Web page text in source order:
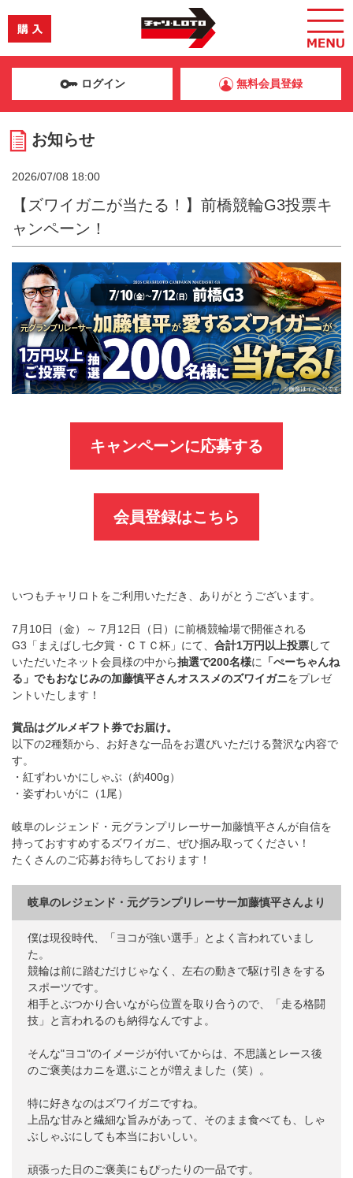
ログイン 無料会員登録
お知らせ
2026/07/08 18:00
【ズワイガニが当たる！】前橋競輪G3投票キ
ャンペーン！
キャンペーンに応募する
会員登録はこちら
いつもチャリロトをご利用いただき、ありがとうございます。
7月10日（金）～ 7月12日（日）に前橋競輪場で開催される
G3「まえばし七夕賞・ＣＴＣ杯」にて、 合計1万円以上投票して
いただいたネット会員様の中から抽選で200名様に
「ぺーちゃんね
る」でもおなじみの加藤慎平さんオススメのズワイガニをプレゼ
ントいたします！
賞品はグルメギフト券でお届け。
以下の2種類から、お好きな一品をお選びいただける贅沢な内容で
す。
・紅ずわいかにしゃぶ（約400g）
・姿ずわいがに（1尾）
岐阜のレジェンド・元グランプリレーサー加藤慎平さんが自信を
持っておすすめするズワイガニ、ぜひ掴み取ってください！
たくさんのご応募お待ちしております！
岐阜のレジェンド・元グランプリレーサー加藤慎平さんより
僕は現役時代、「ヨコが強い選手」とよく言われていまし
た。
競輪は前に踏むだけじゃなく、左右の動きで駆け引きをする
スポーツです。
相手とぶつかり合いながら位置を取り合うので、「走る格闘
技」と言われるのも納得なんですよ。
そんな"ヨコ"のイメージが付いてからは、不思議とレース後
のご褒美はカニを選ぶことが増えました（笑）。
特に好きなのはズワイガニですね。
上品な甘みと繊細な旨みがあって、そのまま食べても、しゃ
ぶしゃぶにしても本当においしい。
頑張った日のご褒美にもぴったりの一品です。